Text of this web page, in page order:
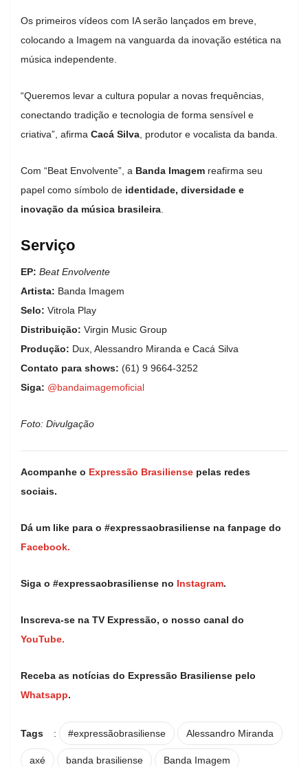
Os primeiros vídeos com IA serão lançados em breve,
colocando a Imagem na vanguarda da inovação estética na
música independente.
“Queremos levar a cultura popular a novas frequências,
conectando tradição e tecnologia de forma sensível e
criativa”, afirma Cacá Silva , produtor e vocalista da banda.
Com “Beat Envolvente”, a Banda Imagem reafirma seu
papel como símbolo de identidade, diversidade e
inovação da música brasileira
Serviço
EP: Beat Envolvente
Artista: Banda Imagem
Selo: Vitrola Play
Distribuição: Virgin Music Group
Produção: Dux, Alessandro Miranda e Cacá Silva
Contato para shows: (61) 9 9664-3252
Siga: @bandaimagemoficial
Foto: Divulgação
Acompanhe o Expressão Brasiliense pelas redes
sociais.
Dá um like para o #expressaobrasiliense na fanpage do
Facebook.
Siga o #expressaobrasiliense no Instagram.
Inscreva-se na TV Expressão, o nosso canal do
YouTube.
Receba as notícias do Expressão Brasiliense pelo
Whatsapp.
Tags : #expressãobrasiliense Alessandro Miranda
axé banda brasiliense Banda Imagem